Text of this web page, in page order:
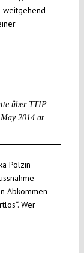
weitgehend
über TTIP
2014 at
Polzin
Abkommen
Wer